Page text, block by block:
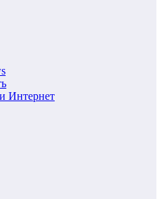
Интернет